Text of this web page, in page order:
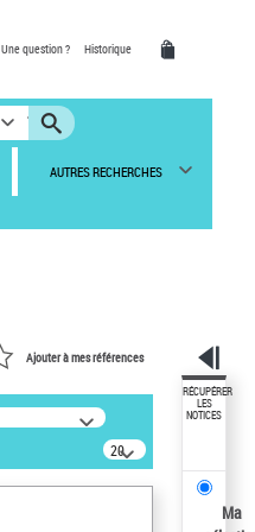
Une question ? Historique
AUTRES RECHERCHES
Ajouter à mes références
20
résultats/page
RÉCUPÉRER
LES
NOTICES
Ma